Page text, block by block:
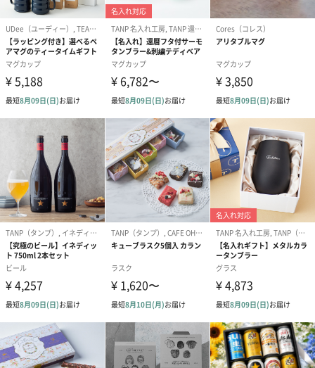
お水は軟水をお使いいただくことをおすすめします。沸騰したお
湯を注いで約40秒蒸らしてください。お砂糖は洗双糖を使用する
と紅茶の良さが引き立ちます。高級茶葉を使用しておりますので
冷めてもおいしく召し上がれます。
（1）ティーカップにティーバッグを1包入れ、沸騰したお湯を注
ぎます。蒸らす時間は40秒が目安です。
（2）お好みで砂糖を加え甘さを調節してください。
【ICE】
（1）ティーカップとグラスを用意します。
（2）ティーカップにティーバッグを1包入れ、沸騰したお湯をカ
ップ一杯に注ぎます。
（3）約40秒蒸らし、お好みで砂糖を加えてください。
（4）グラス一杯に氷を入れ、その中に紅茶を注ぎ、一気に冷やし
ます。
香りへのこだわりをかたちにした「キキマグ」